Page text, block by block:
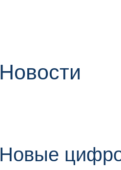
Новости
Новые